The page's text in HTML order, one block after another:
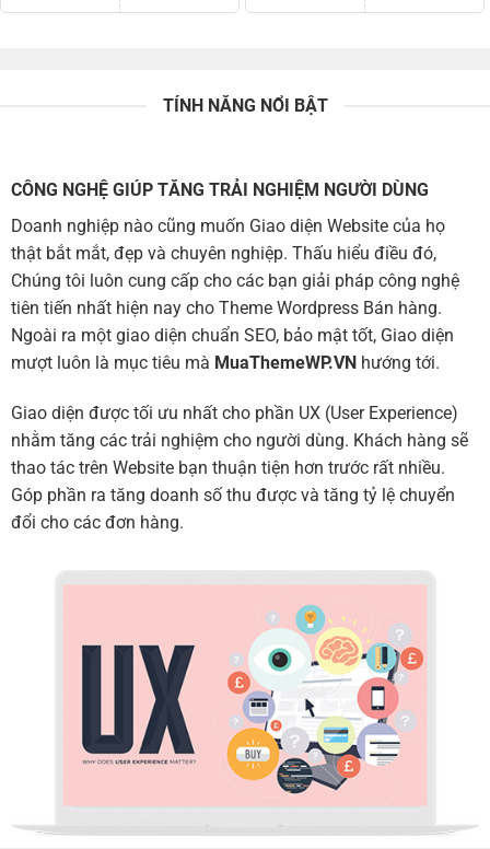
TÍNH NĂNG NỔI BẬT
CÔNG NGHỆ GIÚP TĂNG TRẢI NGHIỆM NGƯỜI DÙNG
Doanh nghiệp nào cũng muốn Giao diện Website của họ
thật bắt mắt, đẹp và chuyên nghiệp. Thấu hiểu điều đó,
Chúng tôi luôn cung cấp cho các bạn giải pháp công nghệ
tiên tiến nhất hiện nay cho Theme Wordpress Bán hàng.
Ngoài ra một giao diện chuẩn SEO, bảo mật tốt, Giao diện
mượt luôn là mục tiêu mà MuaThemeWP.VN hướng tới.
Giao diện được tối ưu nhất cho phần UX (User Experience)
nhằm tăng các trải nghiệm cho người dùng. Khách hàng sẽ
thao tác trên Website bạn thuận tiện hơn trước rất nhiều.
Góp phần ra tăng doanh số thu được và tăng tỷ lệ chuyển
đổi cho các đơn hàng.